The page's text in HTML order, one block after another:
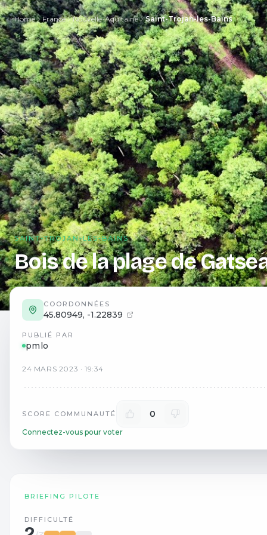
Home France Nouvelle-Aquitaine Saint-Trojan-les-Bains
SAINT-TROJAN-LES-BAINS
Bois de la plage de
COORDONNÉES
45.80949, -1.22839
PUBLIÉ PAR
pmlo
24 MARS 2023 ·19:34
SCORE COMMUNAUTÉ 0
Connectez-vous pour voter
BRIEFING PILOTE
DIFFICULTÉ